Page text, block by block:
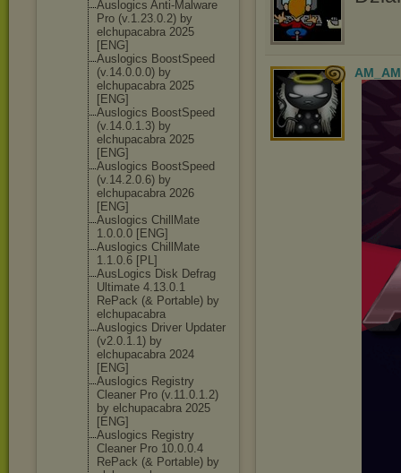
Auslogics Anti-Malware
Pro (v.1.23.0.2) by
elchupacabra 2025
[ENG]
Auslogics BoostSpeed
(v.14.0.0.0) by
elchupacabra 2025
[ENG]
Auslogics BoostSpeed
(v.14.0.1.3) by
elchupacabra 2025
[ENG]
Auslogics BoostSpeed
(v.14.2.0.6) by
elchupacabra 2026
[ENG]
Auslogics ChillMate
1.0.0.0 [ENG]
Auslogics ChillMate
1.1.0.6 [PL]
AusLogics Disk Defrag
Ultimate 4.13.0.1
RePack (& Portable) by
elchupacabra
Auslogics Driver Updater
(v2.0.1.1) by
elchupacabra 2024
[ENG]
Auslogics Registry
Cleaner Pro (v.11.0.1.2)
by elchupacabra 2025
[ENG]
Auslogics Registry
Cleaner Pro 10.0.0.4
RePack (& Portable) by
AM_AM